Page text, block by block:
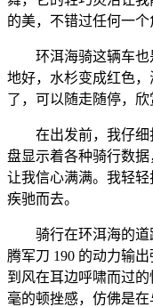
的美，不错过任何一个
环洱海骑这辆车也
地好，水杉变成红色
了，可以随走随停，欣
在出发前，我仔细
盘显示着各种骑行数
让我信心满满。我轻
疾驰而去。
骑行在环洱海的道
腾军刀 190 的动力输
到风在耳边呼啸而过
毫的顿挫感，仿佛是